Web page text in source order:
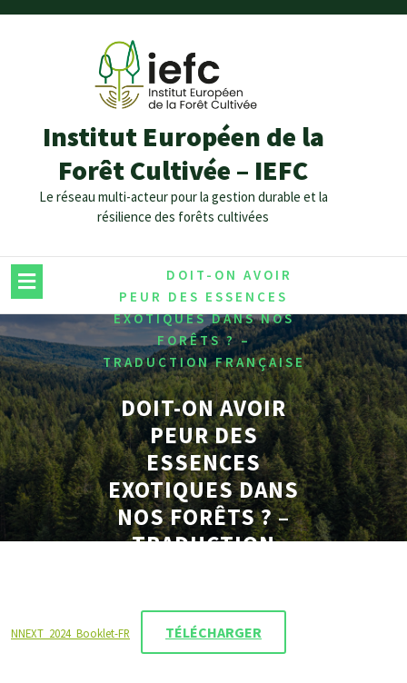
Institut Européen de la
Forêt Cultivée – IEFC
Le réseau multi-acteur pour la gestion durable et la
résilience des forêts cultivées
DOIT-ON AVOIR
PEUR DES ESSENCES
EXOTIQUES DANS NOS
FORÊTS ? –
TRADUCTION FRANÇAISE
DOIT-ON AVOIR
PEUR DES
ESSENCES
EXOTIQUES DANS
NOS FORÊTS ? –
TRADUCTION
NNEXT_2024_Booklet-FR TÉLÉCHARGER